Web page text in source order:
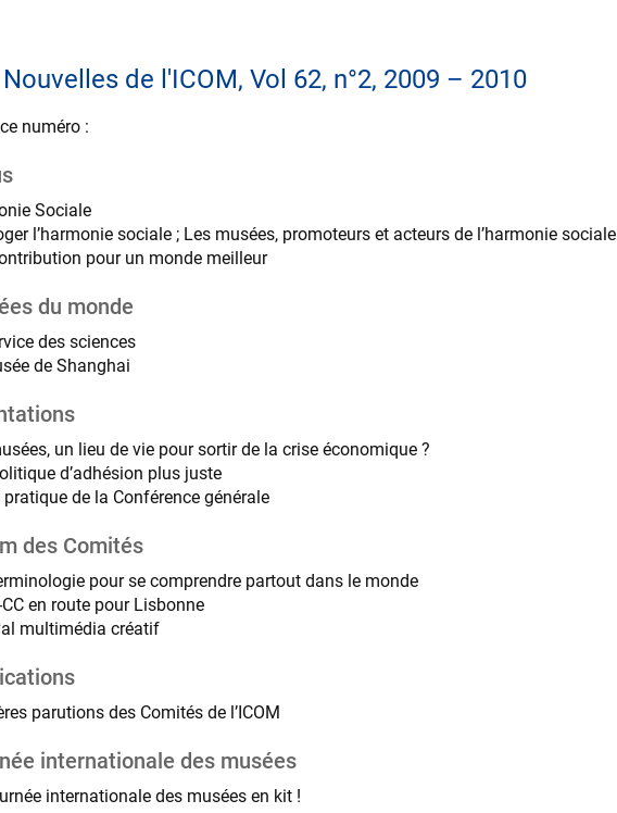
de l'ICOM, Vol 62, n°2, 2009 – 2010
numéro :
Sociale
l’harmonie sociale ; Les musées, promoteurs et acteurs de l’harmonie sociale
pour un monde meilleur
du monde
des sciences
de Shanghai
un lieu de vie pour sortir de la crise économique ?
d’adhésion plus juste
pratique de la Conférence générale
des Comités
pour se comprendre partout dans le monde
CC en route pour Lisbonne
multimédia créatif
parutions des Comités de l’ICOM
internationale des musées
internationale des musées en kit !